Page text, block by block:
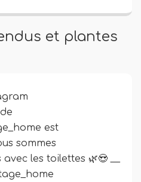
et plantes
est
sommes
les toilettes 🌿😍 __